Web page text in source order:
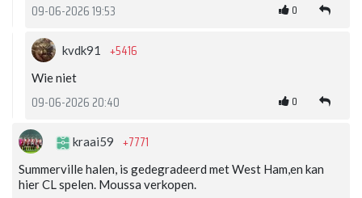
09-06-2026 19:53 0
kvdk91 +5416
Wie niet
09-06-2026 20:40 0
kraai59 +7771
Summerville halen, is gedegradeerd met West Ham,en kan
hier CL spelen. Moussa verkopen.